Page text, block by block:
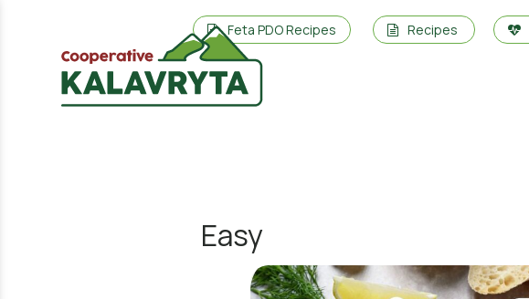
Feta PDO Recipes Recipes
Easy